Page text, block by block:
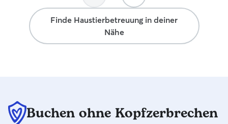
Finde Haustierbetreuung in deiner
Nähe
Buchen ohne Kopfzerbrechen